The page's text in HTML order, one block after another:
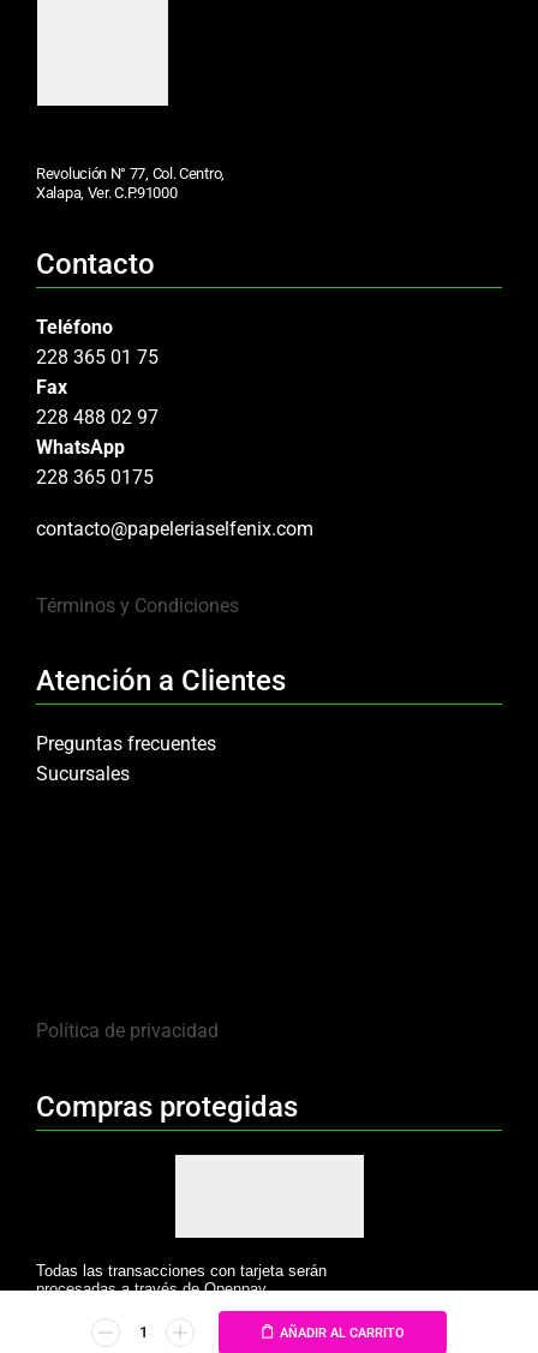
AÑADIR AL CARRITO
Revolución N° 77, Col. Centro,
Xalapa, Ver. C.P.91000
Contacto
Teléfono
228 365 01 75
Fax
228 488 02 97
WhatsApp
228 365 0175
contacto@papeleriaselfenix.com
Términos y Condiciones
Atención a Clientes
Preguntas frecuentes
Sucursales
Política de privacidad
Compras protegidas
Todas las transacciones con tarjeta serán
procesadas a través de Openpay.